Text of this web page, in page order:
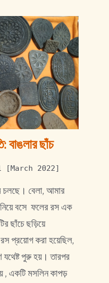
বাঙলার ছাঁচ
[March 2022]
বেলা, আমার
বসে ফলের রস এক
ছাঁচে ছড়িয়ে
প্রয়োগ করা হয়েছিল,
পুরু হয়। তারপর
, একটি মসলিন কাপড়